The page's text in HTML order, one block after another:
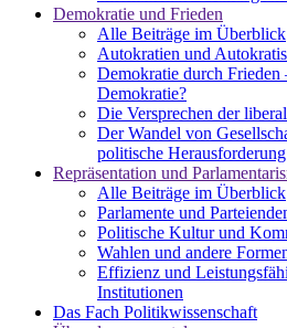
Demokratie und Frieden
Alle Beiträge im Überblick
Autokratien und
Demokratie durch Frieden
Demokratie?
Die Versprechen der
Der Wandel von
politische Herausforderung
Repräsentation und
Alle Beiträge im Überblick
Parlamente und
Politische Kultur und
Wahlen und andere
Effizienz und
Institutionen
Das Fach Politikwissenschaft